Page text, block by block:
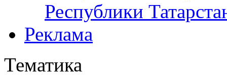
Республики
Реклама
Тематика